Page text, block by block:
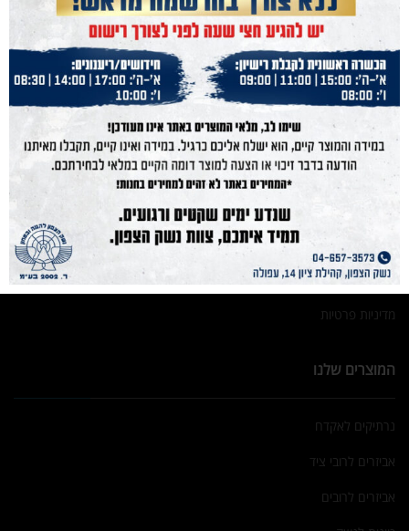
הכשרות
מועדון קליעה
גלריה
מפת אתר
צור קשר
מדיניות פרטיות
המוצרים שלנו
נרתיקים לאקדח
אביזרים לרובי ציד
אביזרים לרובים